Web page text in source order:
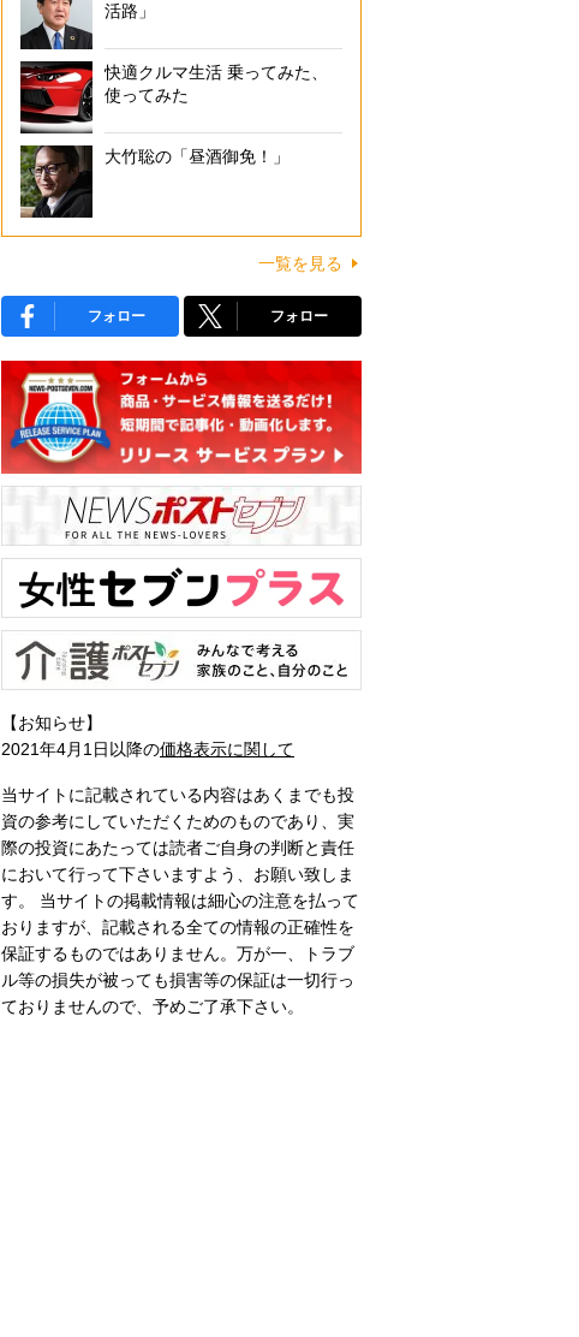
活路」
快適クルマ生活 乗ってみた、
使ってみた
大竹聡の「昼酒御免！」
一覧を見る
フォロー フォロー
【お知らせ】
2021年4月1日以降の価格表示に関して
当サイトに記載されている内容はあくまでも投
資の参考にしていただくためのものであり、実
際の投資にあたっては読者ご自身の判断と責任
において行って下さいますよう、お願い致しま
す。 当サイトの掲載情報は細心の注意を払って
おりますが、記載される全ての情報の正確性を
保証するものではありません。万が一、トラブ
ル等の損失が被っても損害等の保証は一切行っ
ておりませんので、予めご了承下さい。